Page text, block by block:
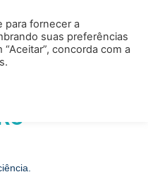
para fornecer a
suas preferências
concorda com a